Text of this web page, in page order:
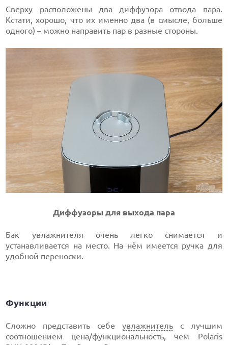
Сверху расположены два диффузора отвода пара.
Кстати, хорошо, что их именно два (в смысле, больше
одного) – можно направить пар в разные стороны.
Диффузоры для выхода пара
Бак увлажнителя очень легко снимается и
устанавливается на место. На нём имеется ручка для
удобной переноски.
Функции
Сложно представить себе увлажнительс лучшим
соотношением цена/функциональность, чем Polaris